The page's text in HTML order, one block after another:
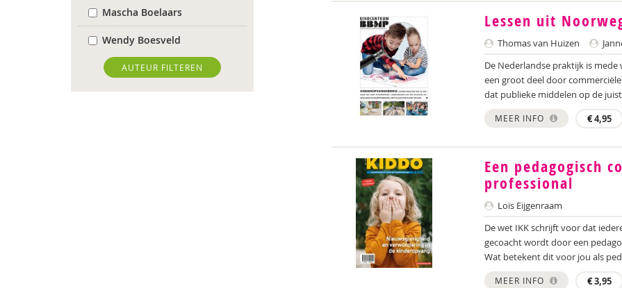
Mascha Boelaars
Wendy Boesveld
Jan Pieter Brinkman
Jorn de Bruin
AUTEUR FILTEREN
Lessen uit
Thomas van Huizen
De Nederlandse praktijk is
een groot deel door
dat publieke middelen op de
MEER INFO €4,95
Een pedagogisch
professional
Loïs Eijgenraam
De wet IKK schrijft voor dat
gecoacht wordt door een
Wat betekent dit voor jou als
MEER INFO €3,95